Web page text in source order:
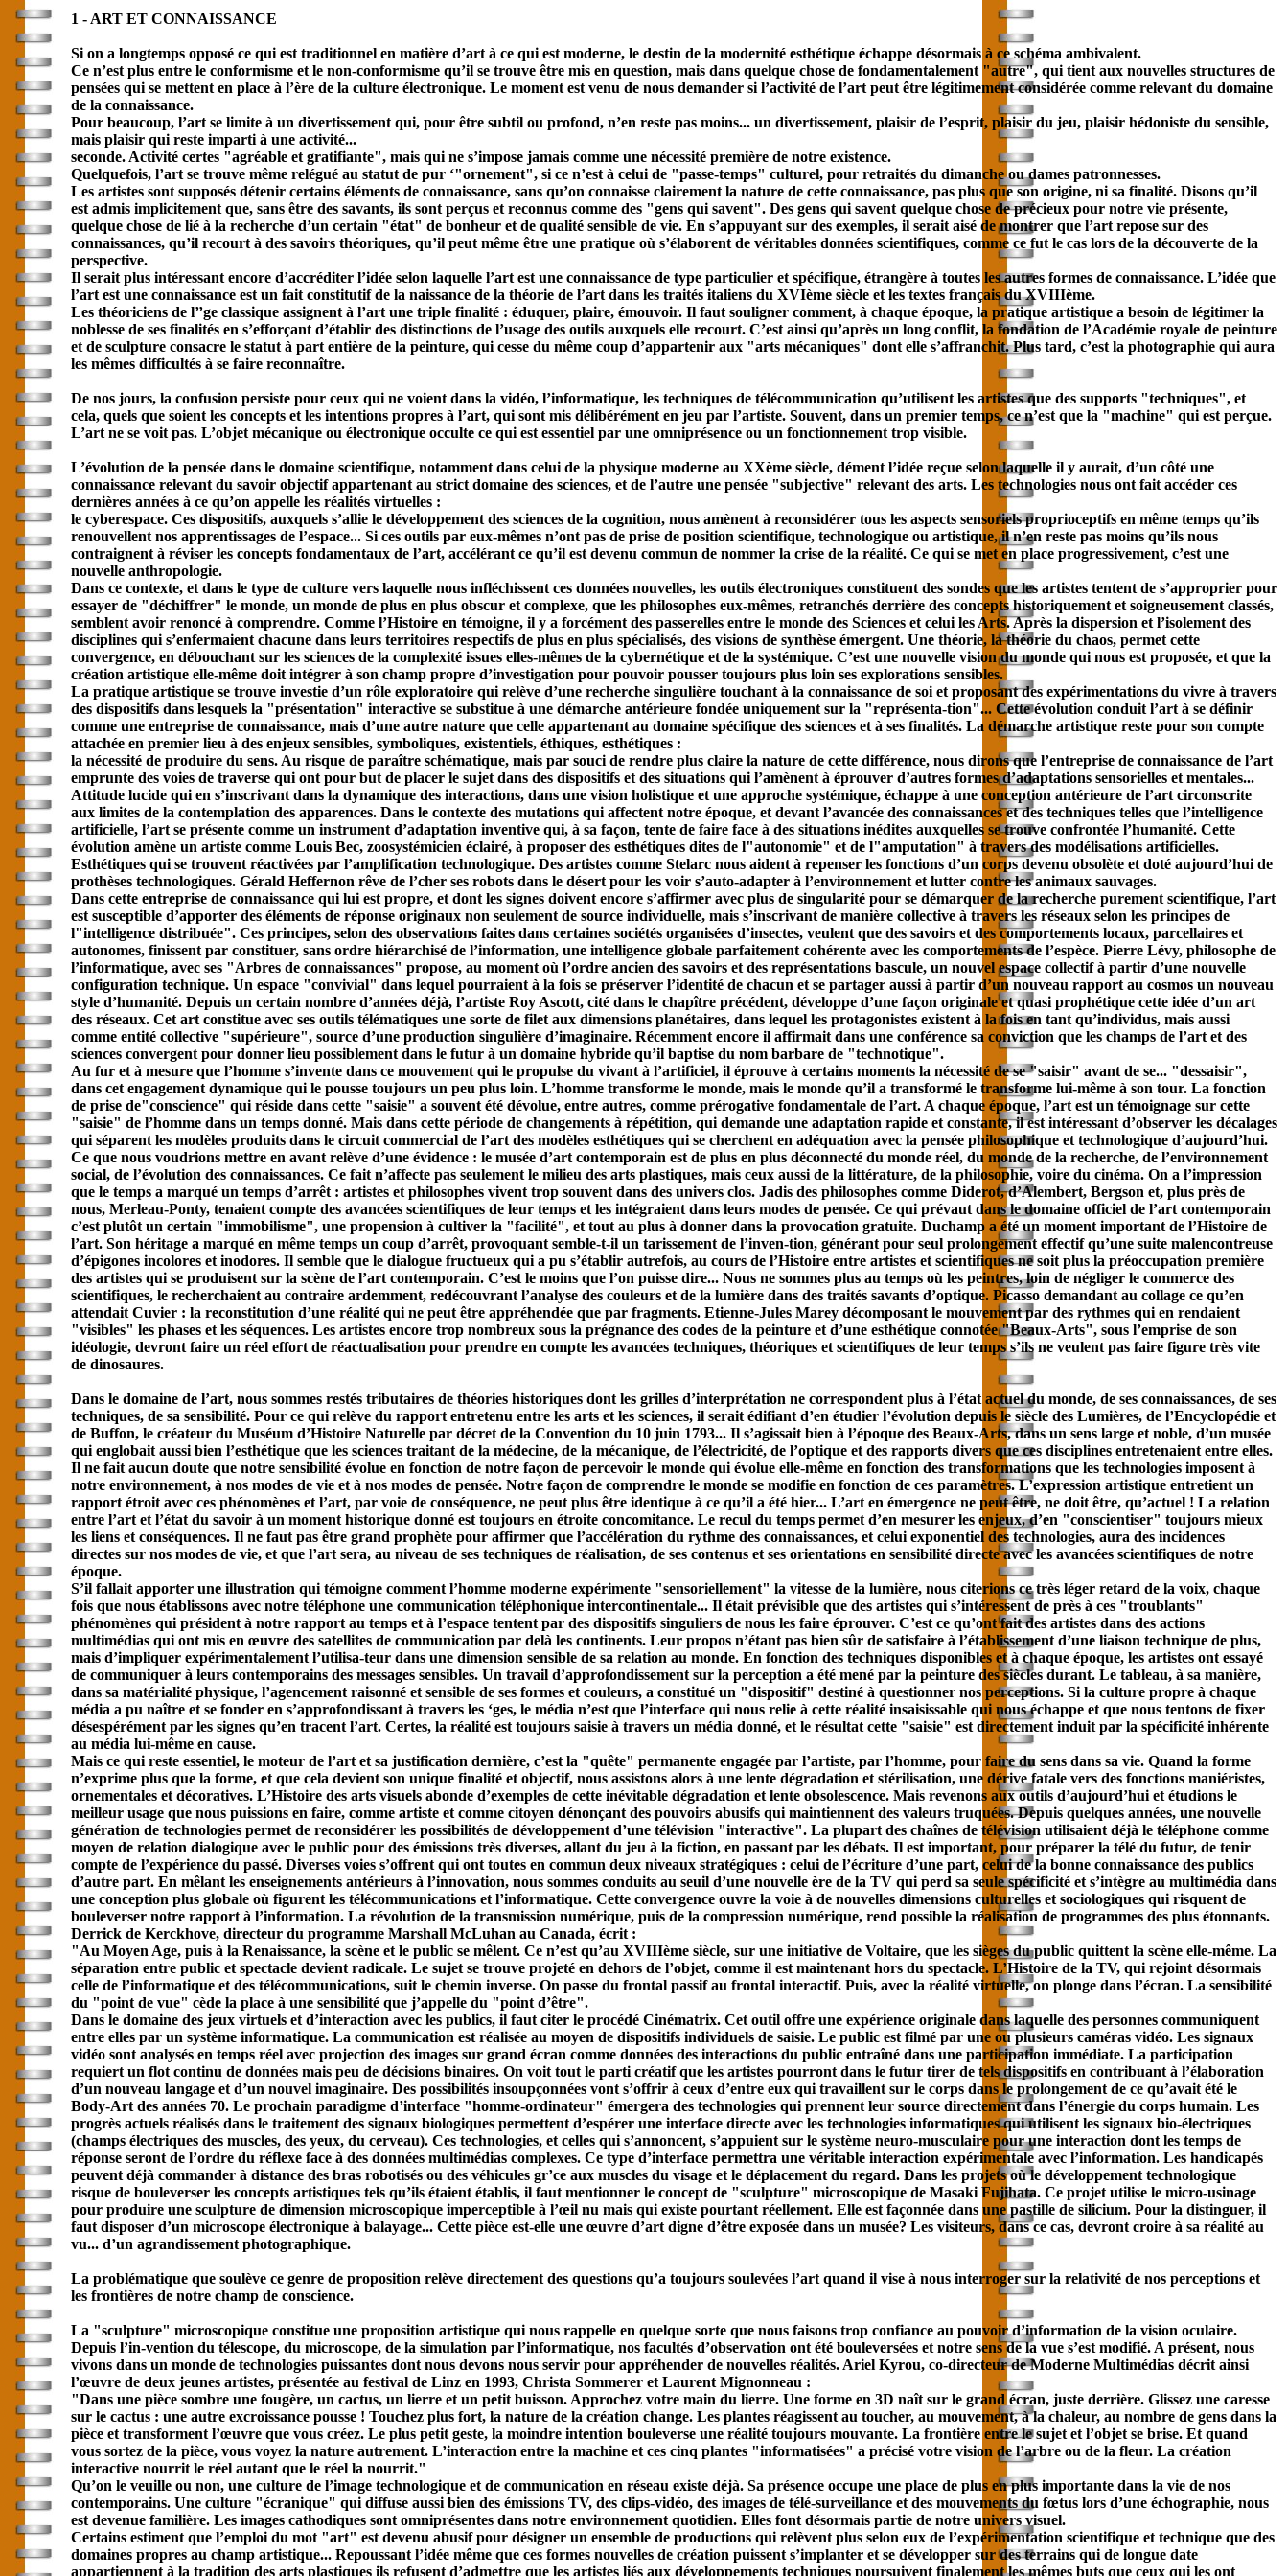
1 - ART ET CONNAISSANCE
Si on a longtemps opposé ce qui est traditionnel en matière d’art à ce qui est moderne, le destin de la modernité esthétique échappe désormais à ce schéma ambivalent.
Ce n’est plus entre le conformisme et le non-conformisme qu’il se trouve être mis en question, mais dans quelque chose de fondamentalement "autre", qui tient aux nouvelles structures de
pensées qui se mettent en place à l’ère de la culture électronique. Le moment est venu de nous demander si l’activité de l’art peut être légitimement considérée comme relevant du domaine
de la connaissance.
Pour beaucoup, l’art se limite à un divertissement qui, pour être subtil ou profond, n’en reste pas moins... un divertissement, plaisir de l’esprit, plaisir du jeu, plaisir hédoniste du sensible,
mais plaisir qui reste imparti à une activité...
seconde. Activité certes "agréable et gratifiante", mais qui ne s’impose jamais comme une nécessité première de notre existence.
Quelquefois, l’art se trouve même relégué au statut de pur ‘"ornement", si ce n’est à celui de "passe-temps" culturel, pour retraités du dimanche ou dames patronnesses.
Les artistes sont supposés détenir certains éléments de connaissance, sans qu’on connaisse clairement la nature de cette connaissance, pas plus que son origine, ni sa finalité. Disons qu’il
est admis implicitement que, sans être des savants, ils sont perçus et reconnus comme des "gens qui savent". Des gens qui savent quelque chose de précieux pour notre vie présente,
quelque chose de lié à la recherche d’un certain "état" de bonheur et de qualité sensible de vie. En s’appuyant sur des exemples, il serait aisé de montrer que l’art repose sur des
connaissances, qu’il recourt à des savoirs théoriques, qu’il peut même être une pratique où s’élaborent de véritables données scientifiques, comme ce fut le cas lors de la découverte de la
perspective.
Il serait plus intéressant encore d’accréditer l’idée selon laquelle l’art est une connaissance de type particulier et spécifique, étrangère à toutes les autres formes de connaissance. L’idée que
l’art est une connaissance est un fait constitutif de la naissance de la théorie de l’art dans les traités italiens du XVIème siècle et les textes français du XVIIIème.
Les théoriciens de l’’ge classique assignent à l’art une triple finalité : éduquer, plaire, émouvoir. Il faut souligner comment, à chaque époque, la pratique artistique a besoin de légitimer la
noblesse de ses finalités en s’efforçant d’établir des distinctions de l’usage des outils auxquels elle recourt. C’est ainsi qu’après un long conflit, la fondation de l’Académie royale de peinture
et de sculpture consacre le statut à part entière de la peinture, qui cesse du même coup d’appartenir aux "arts mécaniques" dont elle s’affranchit. Plus tard, c’est la photographie qui aura
les mêmes difficultés à se faire reconnaître.
De nos jours, la confusion persiste pour ceux qui ne voient dans la vidéo, l’informatique, les techniques de télécommunication qu’utilisent les artistes que des supports "techniques", et
cela, quels que soient les concepts et les intentions propres à l’art, qui sont mis délibérément en jeu par l’artiste. Souvent, dans un premier temps, ce n’est que la "machine" qui est perçue.
L’art ne se voit pas. L’objet mécanique ou électronique occulte ce qui est essentiel par une omniprésence ou un fonctionnement trop visible.
L’évolution de la pensée dans le domaine scientifique, notamment dans celui de la physique moderne au XXème siècle, dément l’idée reçue selon laquelle il y aurait, d’un côté une
connaissance relevant du savoir objectif appartenant au strict domaine des sciences, et de l’autre une pensée "subjective" relevant des arts. Les technologies nous ont fait accéder ces
dernières années à ce qu’on appelle les réalités virtuelles :
le cyberespace. Ces dispositifs, auxquels s’allie le développement des sciences de la cognition, nous amènent à reconsidérer tous les aspects sensoriels proprioceptifs en même temps qu’ils
renouvellent nos apprentissages de l’espace... Si ces outils par eux-mêmes n’ont pas de prise de position scientifique, technologique ou artistique, il n’en reste pas moins qu’ils nous
contraignent à réviser les concepts fondamentaux de l’art, accélérant ce qu’il est devenu commun de nommer la crise de la réalité. Ce qui se met en place progressivement, c’est une
nouvelle anthropologie.
Dans ce contexte, et dans le type de culture vers laquelle nous infléchissent ces données nouvelles, les outils électroniques constituent des sondes que les artistes tentent de s’approprier pour
essayer de "déchiffrer" le monde, un monde de plus en plus obscur et complexe, que les philosophes eux-mêmes, retranchés derrière des concepts historiquement et soigneusement classés,
semblent avoir renoncé à comprendre. Comme l’Histoire en témoigne, il y a forcément des passerelles entre le monde des Sciences et celui les Arts. Après la dispersion et l’isolement des
disciplines qui s’enfermaient chacune dans leurs territoires respectifs de plus en plus spécialisés, des visions de synthèse émergent. Une théorie, la théorie du chaos, permet cette
convergence, en débouchant sur les sciences de la complexité issues elles-mêmes de la cybernétique et de la systémique. C’est une nouvelle vision du monde qui nous est proposée, et que la
création artistique elle-même doit intégrer à son champ propre d’investigation pour pouvoir pousser toujours plus loin ses explorations sensibles.
La pratique artistique se trouve investie d’un rôle exploratoire qui relève d’une recherche singulière touchant à la connaissance de soi et proposant des expérimentations du vivre à travers
des dispositifs dans lesquels la "présentation" interactive se substitue à une démarche antérieure fondée uniquement sur la "représenta-tion"... Cette évolution conduit l’art à se définir
comme une entreprise de connaissance, mais d’une autre nature que celle appartenant au domaine spécifique des sciences et à ses finalités. La démarche artistique reste pour son compte
attachée en premier lieu à des enjeux sensibles, symboliques, existentiels, éthiques, esthétiques :
la nécessité de produire du sens. Au risque de paraître schématique, mais par souci de rendre plus claire la nature de cette différence, nous dirons que l’entreprise de connaissance de l’art
emprunte des voies de traverse qui ont pour but de placer le sujet dans des dispositifs et des situations qui l’amènent à éprouver d’autres formes d’adaptations sensorielles et mentales...
Attitude lucide qui en s’inscrivant dans la dynamique des interactions, dans une vision holistique et une approche systémique, échappe à une conception antérieure de l’art circonscrite
aux limites de la contemplation des apparences. Dans le contexte des mutations qui affectent notre époque, et devant l’avancée des connaissances et des techniques telles que l’intelligence
artificielle, l’art se présente comme un instrument d’adaptation inventive qui, à sa façon, tente de faire face à des situations inédites auxquelles se trouve confrontée l’humanité. Cette
évolution amène un artiste comme Louis Bec, zoosystémicien éclairé, à proposer des esthétiques dites de l"autonomie" et de l"amputation" à travers des modélisations artificielles.
Esthétiques qui se trouvent réactivées par l’amplification technologique. Des artistes comme Stelarc nous aident à repenser les fonctions d’un corps devenu obsolète et doté aujourd’hui de
prothèses technologiques. Gérald Heffernon rêve de l’cher ses robots dans le désert pour les voir s’auto-adapter à l’environnement et lutter contre les animaux sauvages.
Dans cette entreprise de connaissance qui lui est propre, et dont les signes doivent encore s’affirmer avec plus de singularité pour se démarquer de la recherche purement scientifique, l’art
est susceptible d’apporter des éléments de réponse originaux non seulement de source individuelle, mais s’inscrivant de manière collective à travers les réseaux selon les principes de
l"intelligence distribuée". Ces principes, selon des observations faites dans certaines sociétés organisées d’insectes, veulent que des savoirs et des comportements locaux, parcellaires et
autonomes, finissent par constituer, sans ordre hiérarchisé de l’information, une intelligence globale parfaitement cohérente avec les comportements de l’espèce. Pierre Lévy, philosophe de
l’informatique, avec ses "Arbres de connaissances" propose, au moment où l’ordre ancien des savoirs et des représentations bascule, un nouvel espace collectif à partir d’une nouvelle
configuration technique. Un espace "convivial" dans lequel pourraient à la fois se préserver l’identité de chacun et se partager aussi à partir d’un nouveau rapport au cosmos un nouveau
style d’humanité. Depuis un certain nombre d’années déjà, l’artiste Roy Ascott, cité dans le chapître précédent, développe d’une façon originale et quasi prophétique cette idée d’un art
des réseaux. Cet art constitue avec ses outils télématiques une sorte de filet aux dimensions planétaires, dans lequel les protagonistes existent à la fois en tant qu’individus, mais aussi
comme entité collective "supérieure", source d’une production singulière d’imaginaire. Récemment encore il affirmait dans une conférence sa conviction que les champs de l’art et des
sciences convergent pour donner lieu possiblement dans le futur à un domaine hybride qu’il baptise du nom barbare de "technotique".
Au fur et à mesure que l’homme s’invente dans ce mouvement qui le propulse du vivant à l’artificiel, il éprouve à certains moments la nécessité de se "saisir" avant de se... "dessaisir",
dans cet engagement dynamique qui le pousse toujours un peu plus loin. L’homme transforme le monde, mais le monde qu’il a transformé le transforme lui-même à son tour. La fonction
de prise de"conscience" qui réside dans cette "saisie" a souvent été dévolue, entre autres, comme prérogative fondamentale de l’art. A chaque époque, l’art est un témoignage sur cette
"saisie" de l’homme dans un temps donné. Mais dans cette période de changements à répétition, qui demande une adaptation rapide et constante, il est intéressant d’observer les décalages
qui séparent les modèles produits dans le circuit commercial de l’art des modèles esthétiques qui se cherchent en adéquation avec la pensée philosophique et technologique d’aujourd’hui.
Ce que nous voudrions mettre en avant relève d’une évidence : le musée d’art contemporain est de plus en plus déconnecté du monde réel, du monde de la recherche, de l’environnement
social, de l’évolution des connaissances. Ce fait n’affecte pas seulement le milieu des arts plastiques, mais ceux aussi de la littérature, de la philosophie, voire du cinéma. On a l’impression
que le temps a marqué un temps d’arrêt : artistes et philosophes vivent trop souvent dans des univers clos. Jadis des philosophes comme Diderot, d’Alembert, Bergson et, plus près de
nous, Merleau-Ponty, tenaient compte des avancées scientifiques de leur temps et les intégraient dans leurs modes de pensée. Ce qui prévaut dans le domaine officiel de l’art contemporain
c’est plutôt un certain "immobilisme", une propension à cultiver la "facilité", et tout au plus à donner dans la provocation gratuite. Duchamp a été un moment important de l’Histoire de
l’art. Son héritage a marqué en même temps un coup d’arrêt, provoquant semble-t-il un tarissement de l’inven-tion, générant pour seul prolongement effectif qu’une suite malencontreuse
d’épigones incolores et inodores. Il semble que le dialogue fructueux qui a pu s’établir autrefois, au cours de l’Histoire entre artistes et scientifiques ne soit plus la préoccupation première
des artistes qui se produisent sur la scène de l’art contemporain. C’est le moins que l’on puisse dire... Nous ne sommes plus au temps où les peintres, loin de négliger le commerce des
scientifiques, le recherchaient au contraire ardemment, redécouvrant l’analyse des couleurs et de la lumière dans des traités savants d’optique. Picasso demandant au collage ce qu’en
attendait Cuvier : la reconstitution d’une réalité qui ne peut être appréhendée que par fragments. Etienne-Jules Marey décomposant le mouvement par des rythmes qui en rendaient
"visibles" les phases et les séquences. Les artistes encore trop nombreux sous la prégnance des codes de la peinture et d’une esthétique connotée "Beaux-Arts", sous l’emprise de son
idéologie, devront faire un réel effort de réactualisation pour prendre en compte les avancées techniques, théoriques et scientifiques de leur temps s’ils ne veulent pas faire figure très vite
de dinosaures.
Dans le domaine de l’art, nous sommes restés tributaires de théories historiques dont les grilles d’interprétation ne correspondent plus à l’état actuel du monde, de ses connaissances, de ses
techniques, de sa sensibilité. Pour ce qui relève du rapport entretenu entre les arts et les sciences, il serait édifiant d’en étudier l’évolution depuis le siècle des Lumières, de l’Encyclopédie et
de Buffon, le créateur du Muséum d’Histoire Naturelle par décret de la Convention du 10 juin 1793... Il s’agissait bien à l’époque des Beaux-Arts, dans un sens large et noble, d’un musée
qui englobait aussi bien l’esthétique que les sciences traitant de la médecine, de la mécanique, de l’électricité, de l’optique et des rapports divers que ces disciplines entretenaient entre elles.
Il ne fait aucun doute que notre sensibilité évolue en fonction de notre façon de percevoir le monde qui évolue elle-même en fonction des transformations que les technologies imposent à
notre environnement, à nos modes de vie et à nos modes de pensée. Notre façon de comprendre le monde se modifie en fonction de ces paramètres. L’expression artistique entretient un
rapport étroit avec ces phénomènes et l’art, par voie de conséquence, ne peut plus être identique à ce qu’il a été hier... L’art en émergence ne peut être, ne doit être, qu’actuel ! La relation
entre l’art et l’état du savoir à un moment historique donné est toujours en étroite concomitance. Le recul du temps permet d’en mesurer les enjeux, d’en "conscientiser" toujours mieux
les liens et conséquences. Il ne faut pas être grand prophète pour affirmer que l’accélération du rythme des connaissances, et celui exponentiel des technologies, aura des incidences
directes sur nos modes de vie, et que l’art sera, au niveau de ses techniques de réalisation, de ses contenus et ses orientations en sensibilité directe avec les avancées scientifiques de notre
époque.
S’il fallait apporter une illustration qui témoigne comment l’homme moderne expérimente "sensoriellement" la vitesse de la lumière, nous citerions ce très léger retard de la voix, chaque
fois que nous établissons avec notre téléphone une communication téléphonique intercontinentale... Il était prévisible que des artistes qui s’intéressent de près à ces "troublants"
phénomènes qui président à notre rapport au temps et à l’espace tentent par des dispositifs singuliers de nous les faire éprouver. C’est ce qu’ont fait des artistes dans des actions
multimédias qui ont mis en œuvre des satellites de communication par delà les continents. Leur propos n’étant pas bien sûr de satisfaire à l’établissement d’une liaison technique de plus,
mais d’impliquer expérimentalement l’utilisa-teur dans une dimension sensible de sa relation au monde. En fonction des techniques disponibles et à chaque époque, les artistes ont essayé
de communiquer à leurs contemporains des messages sensibles. Un travail d’approfondissement sur la perception a été mené par la peinture des siècles durant. Le tableau, à sa manière,
dans sa matérialité physique, l’agencement raisonné et sensible de ses formes et couleurs, a constitué un "dispositif" destiné à questionner nos perceptions. Si la culture propre à chaque
média a pu naître et se fonder en s’approfondissant à travers les ‘ges, le média n’est que l’interface qui nous relie à cette réalité insaisissable qui nous échappe et que nous tentons de fixer
désespérément par les signes qu’en tracent l’art. Certes, la réalité est toujours saisie à travers un média donné, et le résultat cette "saisie" est directement induit par la spécificité inhérente
au média lui-même en cause.
Mais ce qui reste essentiel, le moteur de l’art et sa justification dernière, c’est la "quête" permanente engagée par l’artiste, par l’homme, pour faire du sens dans sa vie. Quand la forme
n’exprime plus que la forme, et que cela devient son unique finalité et objectif, nous assistons alors à une lente dégradation et stérilisation, une dérive fatale vers des fonctions maniéristes,
ornementales et décoratives. L’Histoire des arts visuels abonde d’exemples de cette inévitable dégradation et lente obsolescence. Mais revenons aux outils d’aujourd’hui et étudions le
meilleur usage que nous puissions en faire, comme artiste et comme citoyen dénonçant des pouvoirs abusifs qui maintiennent des valeurs truquées. Depuis quelques années, une nouvelle
génération de technologies permet de reconsidérer les possibilités de développement d’une télévision "interactive". La plupart des chaînes de télévision utilisaient déjà le téléphone comme
moyen de relation dialogique avec le public pour des émissions très diverses, allant du jeu à la fiction, en passant par les débats. Il est important, pour préparer la télé du futur, de tenir
compte de l’expérience du passé. Diverses voies s’offrent qui ont toutes en commun deux niveaux stratégiques : celui de l’écriture d’une part, celui de la bonne connaissance des publics
d’autre part. En mêlant les enseignements antérieurs à l’innovation, nous sommes conduits au seuil d’une nouvelle ère de la TV qui perd sa seule spécificité et s’intègre au multimédia dans
une conception plus globale où figurent les télécommunications et l’informatique. Cette convergence ouvre la voie à de nouvelles dimensions culturelles et sociologiques qui risquent de
bouleverser notre rapport à l’information. La révolution de la transmission numérique, puis de la compression numérique, rend possible la réalisation de programmes des plus étonnants.
Derrick de Kerckhove, directeur du programme Marshall McLuhan au Canada, écrit :
"Au Moyen Age, puis à la Renaissance, la scène et le public se mêlent. Ce n’est qu’au XVIIIème siècle, sur une initiative de Voltaire, que les sièges du public quittent la scène elle-même. La
séparation entre public et spectacle devient radicale. Le sujet se trouve projeté en dehors de l’objet, comme il est maintenant hors du spectacle. L’Histoire de la TV, qui rejoint désormais
celle de l’informatique et des télécommunications, suit le chemin inverse. On passe du frontal passif au frontal interactif. Puis, avec la réalité virtuelle, on plonge dans l’écran. La sensibilité
du "point de vue" cède la place à une sensibilité que j’appelle du "point d’être".
Dans le domaine des jeux virtuels et d’interaction avec les publics, il faut citer le procédé Cinématrix. Cet outil offre une expérience originale dans laquelle des personnes communiquent
entre elles par un système informatique. La communication est réalisée au moyen de dispositifs individuels de saisie. Le public est filmé par une ou plusieurs caméras vidéo. Les signaux
vidéo sont analysés en temps réel avec projection des images sur grand écran comme données des interactions du public entraîné dans une participation immédiate. La participation
requiert un flot continu de données mais peu de décisions binaires. On voit tout le parti créatif que les artistes pourront dans le futur tirer de tels dispositifs en contribuant à l’élaboration
d’un nouveau langage et d’un nouvel imaginaire. Des possibilités insoupçonnées vont s’offrir à ceux d’entre eux qui travaillent sur le corps dans le prolongement de ce qu’avait été le
Body-Art des années 70. Le prochain paradigme d’interface "homme-ordinateur" émergera des technologies qui prennent leur source directement dans l’énergie du corps humain. Les
progrès actuels réalisés dans le traitement des signaux biologiques permettent d’espérer une interface directe avec les technologies informatiques qui utilisent les signaux bio-électriques
(champs électriques des muscles, des yeux, du cerveau). Ces technologies, et celles qui s’annoncent, s’appuient sur le système neuro-musculaire pour une interaction dont les temps de
réponse seront de l’ordre du réflexe face à des données multimédias complexes. Ce type d’interface permettra une véritable interaction expérimentale avec l’information. Les handicapés
peuvent déjà commander à distance des bras robotisés ou des véhicules gr’ce aux muscles du visage et le déplacement du regard. Dans les projets où le développement technologique
risque de bouleverser les concepts artistiques tels qu’ils étaient établis, il faut mentionner le concept de "sculpture" microscopique de Masaki Fujihata. Ce projet utilise le micro-usinage
pour produire une sculpture de dimension microscopique imperceptible à l’œil nu mais qui existe pourtant réellement. Elle est façonnée dans une pastille de silicium. Pour la distinguer, il
faut disposer d’un microscope électronique à balayage... Cette pièce est-elle une œuvre d’art digne d’être exposée dans un musée? Les visiteurs, dans ce cas, devront croire à sa réalité au
vu... d’un agrandissement photographique.
La problématique que soulève ce genre de proposition relève directement des questions qu’a toujours soulevées l’art quand il vise à nous interroger sur la relativité de nos perceptions et
les frontières de notre champ de conscience.
La "sculpture" microscopique constitue une proposition artistique qui nous rappelle en quelque sorte que nous faisons trop confiance au pouvoir d’information de la vision oculaire.
Depuis l’in-vention du télescope, du microscope, de la simulation par l’informatique, nos facultés d’observation ont été bouleversées et notre sens de la vue s’est modifié. A présent, nous
vivons dans un monde de technologies puissantes dont nous devons nous servir pour appréhender de nouvelles réalités. Ariel Kyrou, co-directeur de Moderne Multimédias décrit ainsi
l’œuvre de deux jeunes artistes, présentée au festival de Linz en 1993, Christa Sommerer et Laurent Mignonneau :
"Dans une pièce sombre une fougère, un cactus, un lierre et un petit buisson. Approchez votre main du lierre. Une forme en 3D naît sur le grand écran, juste derrière. Glissez une caresse
sur le cactus : une autre excroissance pousse ! Touchez plus fort, la nature de la création change. Les plantes réagissent au toucher, au mouvement, à la chaleur, au nombre de gens dans la
pièce et transforment l’œuvre que vous créez. Le plus petit geste, la moindre intention bouleverse une réalité toujours mouvante. La frontière entre le sujet et l’objet se brise. Et quand
vous sortez de la pièce, vous voyez la nature autrement. L’interaction entre la machine et ces cinq plantes "informatisées" a précisé votre vision de l’arbre ou de la fleur. La création
interactive nourrit le réel autant que le réel la nourrit."
Qu’on le veuille ou non, une culture de l’image technologique et de communication en réseau existe déjà. Sa présence occupe une place de plus en plus importante dans la vie de nos
contemporains. Une culture "écranique" qui diffuse aussi bien des émissions TV, des clips-vidéo, des images de télé-surveillance et des mouvements du fœtus lors d’une échographie, nous
est devenue familière. Les images cathodiques sont omniprésentes dans notre environnement quotidien. Elles font désormais partie de notre univers visuel.
Certains estiment que l’emploi du mot "art" est devenu abusif pour désigner un ensemble de productions qui relèvent plus selon eux de l’expérimentation scientifique et technique que des
domaines propres au champ artistique... Repoussant l’idée même que ces formes nouvelles de création puissent s’implanter et se développer sur des terrains qui de longue date
appartiennent à la tradition des arts plastiques ils refusent d’admettre que les artistes liés aux développements techniques poursuivent finalement les mêmes buts que ceux qui les ont